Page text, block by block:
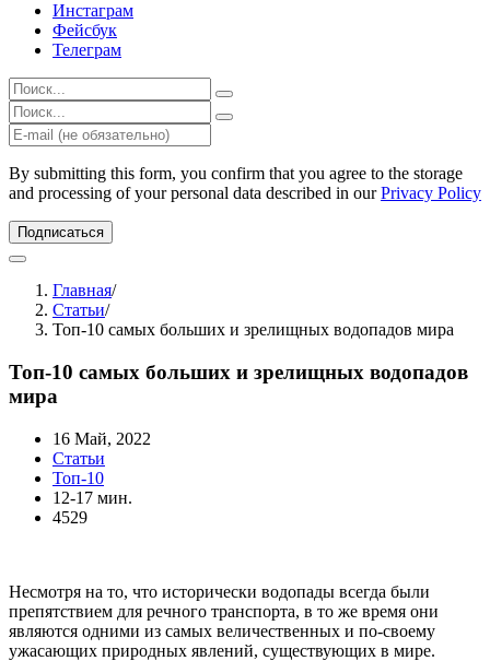
Инстаграм
Фейсбук
Телеграм
Результаты
поиска
для:
%s:
Результаты
поиска
для:
%s:
By submitting this form, you confirm that you agree to the storage
and processing of your personal data described in ourPrivacy Policy
Подписаться
Главная/
Статьи/
Топ-10 самых больших и зрелищных водопадов мира
Топ-10 самых больших и зрелищных водопадов
мира
16 Май, 2022
Статьи
Топ-10
12-17 мин.
4529
Несмотря на то, что исторически водопады всегда были
препятствием для речного транспорта, в то же время они
являются одними из самых величественных и по-своему
ужасающих природных явлений, существующих в мире.